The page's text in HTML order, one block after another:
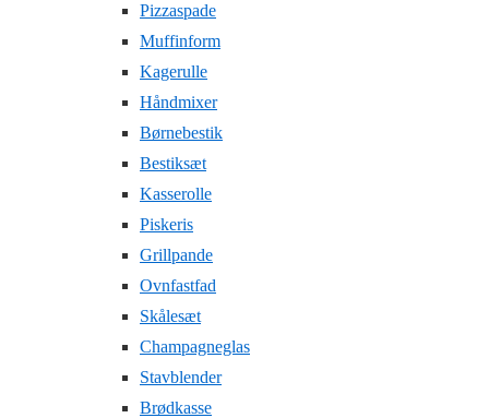
Pizzaspade
Muffinform
Kagerulle
Håndmixer
Børnebestik
Bestiksæt
Kasserolle
Piskeris
Grillpande
Ovnfastfad
Skålesæt
Champagneglas
Stavblender
Brødkasse